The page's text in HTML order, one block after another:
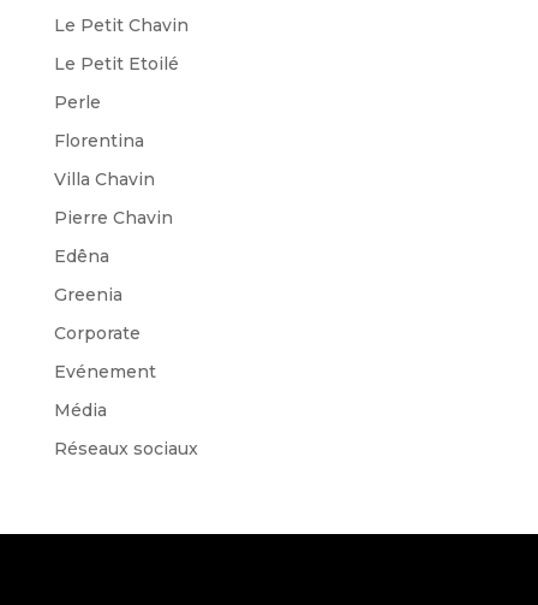
Le Petit Chavin
Le Petit Etoilé
Perle
Florentina
Villa Chavin
Pierre Chavin
Edêna
Greenia
Corporate
Evénement
Média
Réseaux sociaux